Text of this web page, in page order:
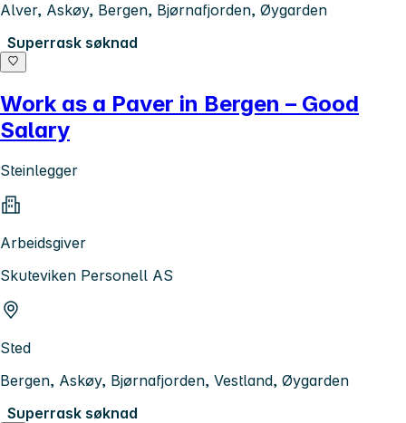
Alver, Askøy, Bergen, Bjørnafjorden, Øygarden
Superrask søknad
Work as a Paver in Bergen – Good
Salary
Steinlegger
Arbeidsgiver
Skuteviken Personell AS
Sted
Bergen, Askøy, Bjørnafjorden, Vestland, Øygarden
Superrask søknad